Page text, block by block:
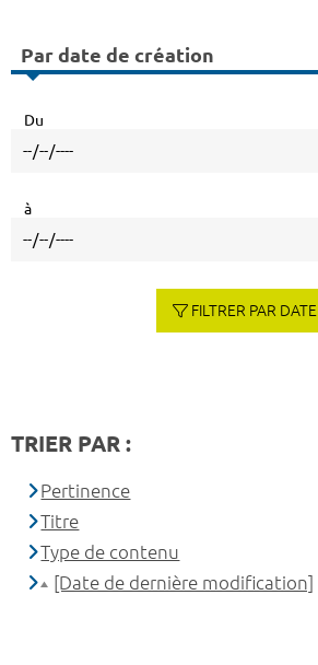
Par date de création
Du
à
FILTRER PAR DATE
TRIER PAR :
Pertinence
Titre
Type de contenu
[Date de dernière modification]